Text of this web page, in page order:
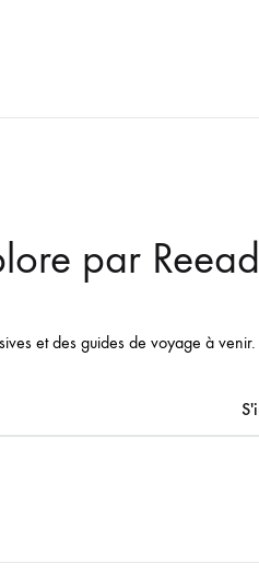
par Reead
et des guides de voyage à venir.